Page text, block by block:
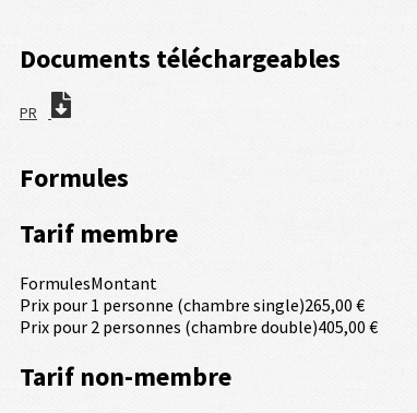
Documents téléchargeables
PR
Formules
Tarif membre
FormulesMontant
Prix pour 1 personne (chambre single)265,00 €
Prix pour 2 personnes (chambre double)405,00 €
Tarif non-membre